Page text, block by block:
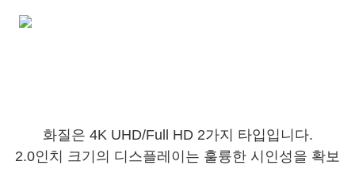
화질은 4K UHD/Full HD 2가지 타입입니다.
2.0인치 크기의 디스플레이는 훌륭한 시인성을 확보